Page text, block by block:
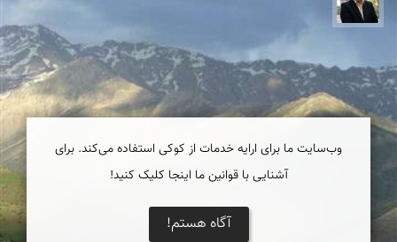
وب‌سایت ما برای ارایه خدمات از کوکی استفاده می‌کند. برای
آشنایی با قوانین ما اینجا کلیک کنید!
آگاه هستم!